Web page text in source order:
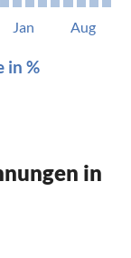
Jan Aug
in %
in